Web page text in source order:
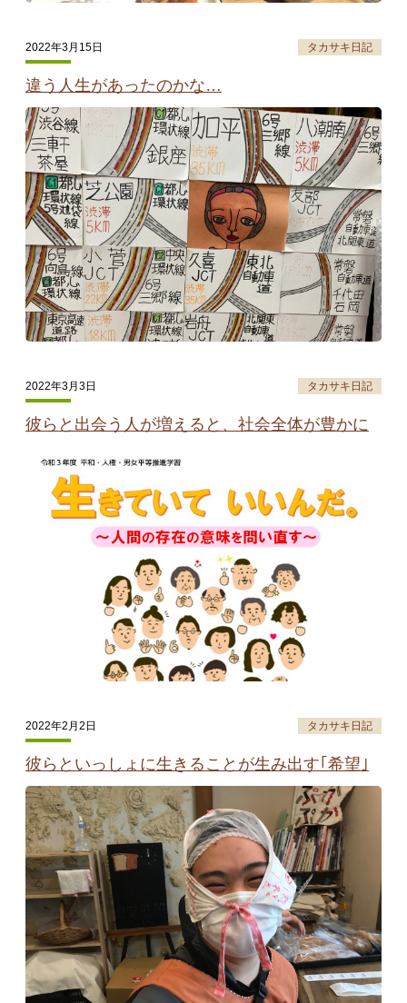
2022年3月15日 タカサキ日記
違う人生があったのかな…
2022年3月3日 タカサキ日記
彼らと出会う人が増えると、社会全体が豊かに
2022年2月2日 タカサキ日記
彼らといっしょに生きることが生み出す｢希望｣